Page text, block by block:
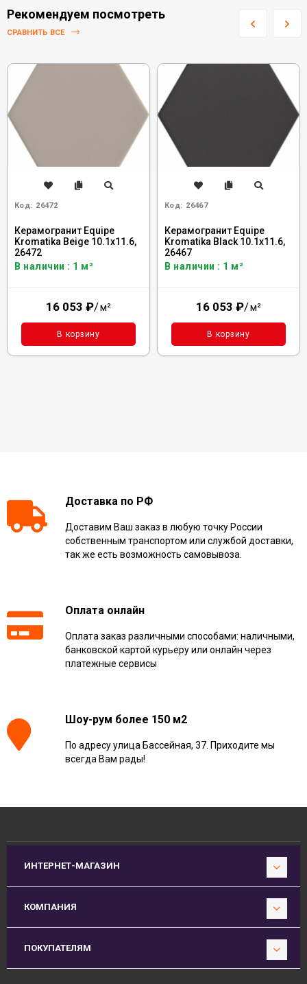
Рекомендуем посмотреть
СРАВНИТЬ ВСЕ
Код: 26472
Керамогранит Equipe
Kromatika Beige 10.1x11.6,
26472
В наличии : 1 м²
16 053 ₽/м²
В корзину
Код: 26467
Керамогранит Equipe
Kromatika Black 10.1x11.6,
26467
В наличии : 1 м²
16 053 ₽/м²
В корзину
Доставка по РФ
Доставим Ваш заказ в любую точку России
собственным транспортом или службой доставки,
так же есть возможность самовывоза.
Оплата онлайн
Оплата заказ различными способами: наличными,
банковской картой курьеру или онлайн через
платежные сервисы
Шоу-рум более 150 м2
По адресу улица Бассейная, 37. Приходите мы
всегда Вам рады!
ИНТЕРНЕТ-МАГАЗИН
КОМПАНИЯ
ПОКУПАТЕЛЯМ